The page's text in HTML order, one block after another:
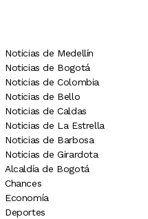
Noticias de Medellín
Noticias de Bogotá
Noticias de Colombia
Noticias de Bello
Noticias de Caldas
Noticias de La Estrella
Noticias de Barbosa
Noticias de Girardota
Alcaldía de Bogotá
Chances
Economía
Deportes